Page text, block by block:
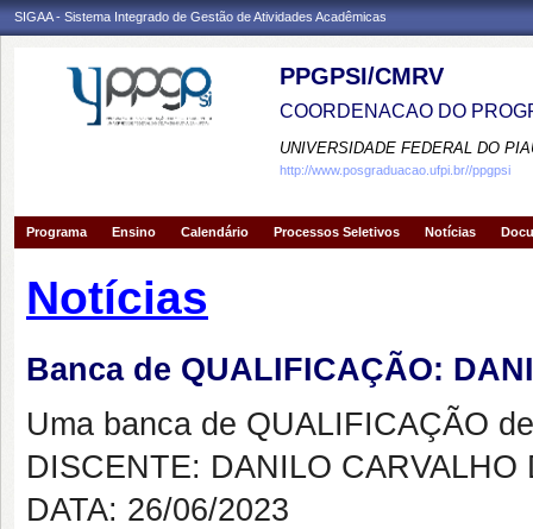
SIGAA - Sistema Integrado de Gestão de Atividades Acadêmicas
PPGPSI/CMRV
COORDENACAO DO
UNIVERSIDADE FEDERAL DO
http://www.posgraduacao.ufpi.br//ppgpsi
Programa Ensino Calendário Processos Seletivos Notícias
Notícias
Banca de QUALIFICAÇÃO:
Uma banca de QUALIFICAÇÃO
DISCENTE: DANILO CARVALHO
DATA: 26/06/2023